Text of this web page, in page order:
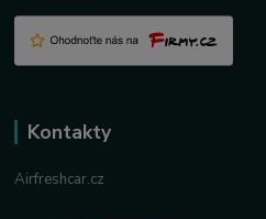
Kontakty
Airfreshcar.cz